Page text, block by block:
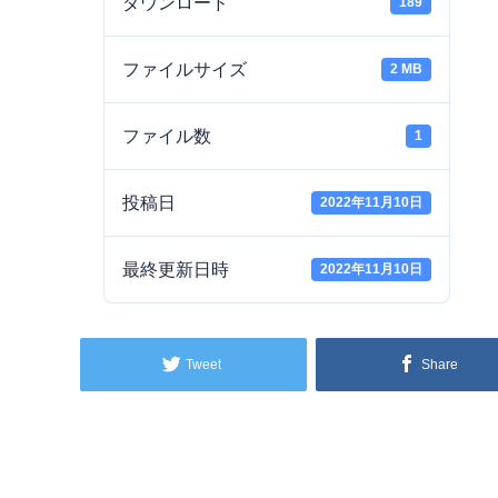
ファイルサイズ 2 MB
ファイル数 1
投稿日 2022年11月10日
最終更新日時 2022年11月10日
Tweet Share